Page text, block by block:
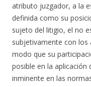
atributo juzgador, a la
definida como su
sujeto del litigio, el no
subjetivamente con los
modo que su
posible en la aplicación
inminente en las